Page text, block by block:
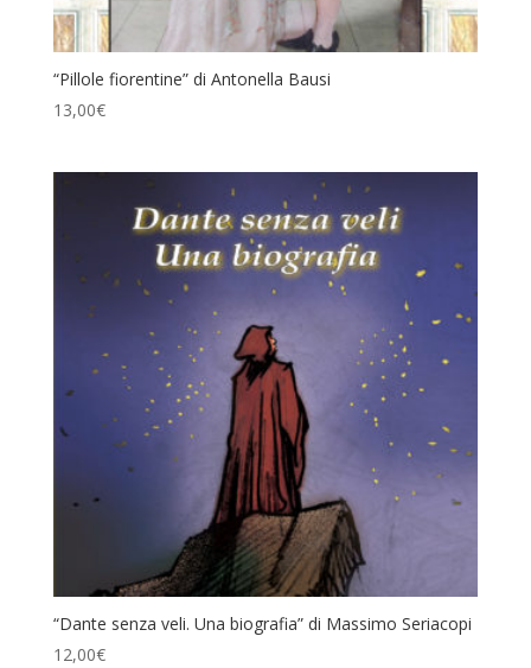
“Pillole fiorentine” di Antonella Bausi
13,00€
“Dante senza veli. Una biografia” di Massimo Seriacopi
12,00€